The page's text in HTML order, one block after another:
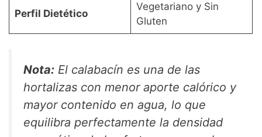
Perfil Dietético
Vegetariano y Sin
Gluten
Nota: El calabacín es una de las
hortalizas con menor aporte calórico y
mayor contenido en agua, lo que
equilibra perfectamente la densidad